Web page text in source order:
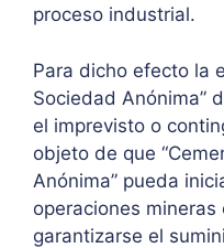
proceso industrial.
Para dicho efecto la
Sociedad Anónima”
el imprevisto o
objeto de que
Anónima” pueda
operaciones
garantizarse el